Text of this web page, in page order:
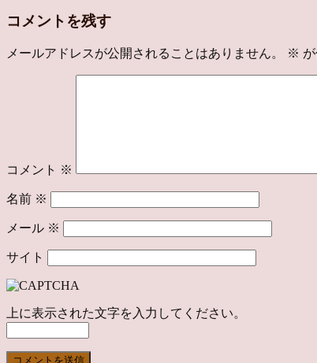
コメントを残す
メールアドレスが公開されることはありません。 ※
コメント ※
名前 ※
メール ※
サイト
上に表示された文字を入力してください。